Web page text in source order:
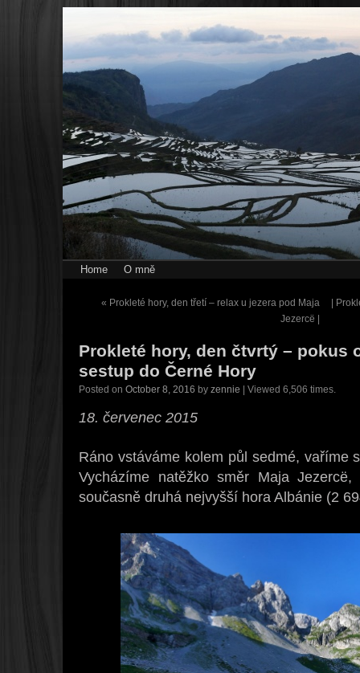
Home O mně
« Prokleté hory, den třetí – relax u jezera pod Maja
Jezercë |
|
Prokleté hory, den čtvrtý – pokus
sestup do Černé Hory
Posted on October 8, 2016 by zennie | Viewed 6,506 times.
18. červenec 2015
Ráno vstáváme kolem půl sedmé, vaříme
Vycházíme natěžko směr Maja
současně druhá nejvyšší hora Albánie (2